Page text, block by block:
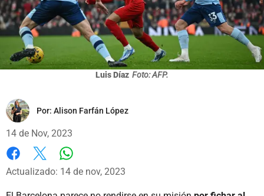
Luis Díaz Foto: AFP.
Por: Alison Farfán López
14 de Nov, 2023
Facebook
X
Actualizado: 14 de nov, 2023